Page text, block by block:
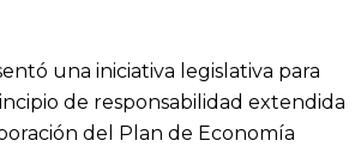
una iniciativa legislativa para
de responsabilidad extendida
del Plan de Economía